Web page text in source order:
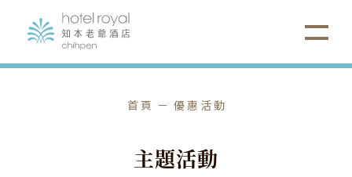
首頁 優惠活動
主題活動